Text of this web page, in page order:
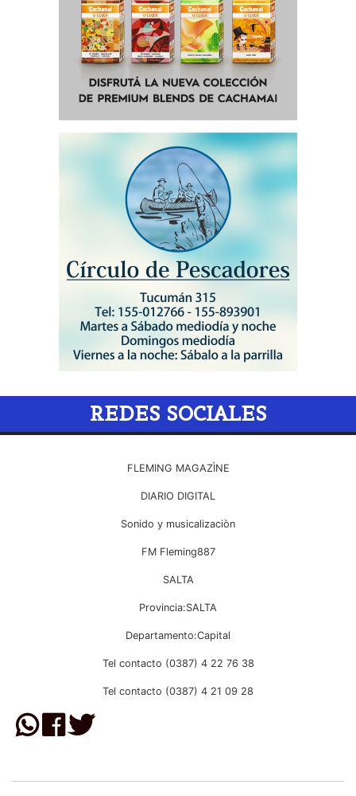
REDES SOCIALES
FLEMING MAGAZÌNE
DIARIO DIGITAL
Sonido y musicalizaciòn
FM Fleming887
SALTA
Provincia:SALTA
Departamento:Capital
Tel contacto (0387) 4 22 76 38
Tel contacto (0387) 4 21 09 28